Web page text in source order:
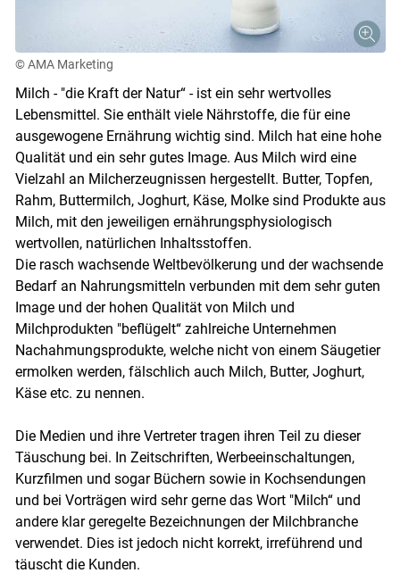
© AMA Marketing
Milch - "die Kraft der Natur“ - ist ein sehr wertvolles
Lebensmittel. Sie enthält viele Nährstoffe, die für eine
ausgewogene Ernährung wichtig sind. Milch hat eine hohe
Qualität und ein sehr gutes Image. Aus Milch wird eine
Vielzahl an Milcherzeugnissen hergestellt. Butter, Topfen,
Rahm, Buttermilch, Joghurt, Käse, Molke sind Produkte aus
Milch, mit den jeweiligen ernährungsphysiologisch
wertvollen, natürlichen Inhaltsstoffen.
Die rasch wachsende Weltbevölkerung und der wachsende
Bedarf an Nahrungsmitteln verbunden mit dem sehr guten
Image und der hohen Qualität von Milch und
Milchprodukten "beflügelt“ zahlreiche Unternehmen
Nachahmungsprodukte, welche nicht von einem Säugetier
ermolken werden, fälschlich auch Milch, Butter, Joghurt,
Käse etc. zu nennen.
Die Medien und ihre Vertreter tragen ihren Teil zu dieser
Täuschung bei. In Zeitschriften, Werbeeinschaltungen,
Kurzfilmen und sogar Büchern sowie in Kochsendungen
und bei Vorträgen wird sehr gerne das Wort "Milch“ und
andere klar geregelte Bezeichnungen der Milchbranche
verwendet. Dies ist jedoch nicht korrekt, irreführend und
täuscht die Kunden.